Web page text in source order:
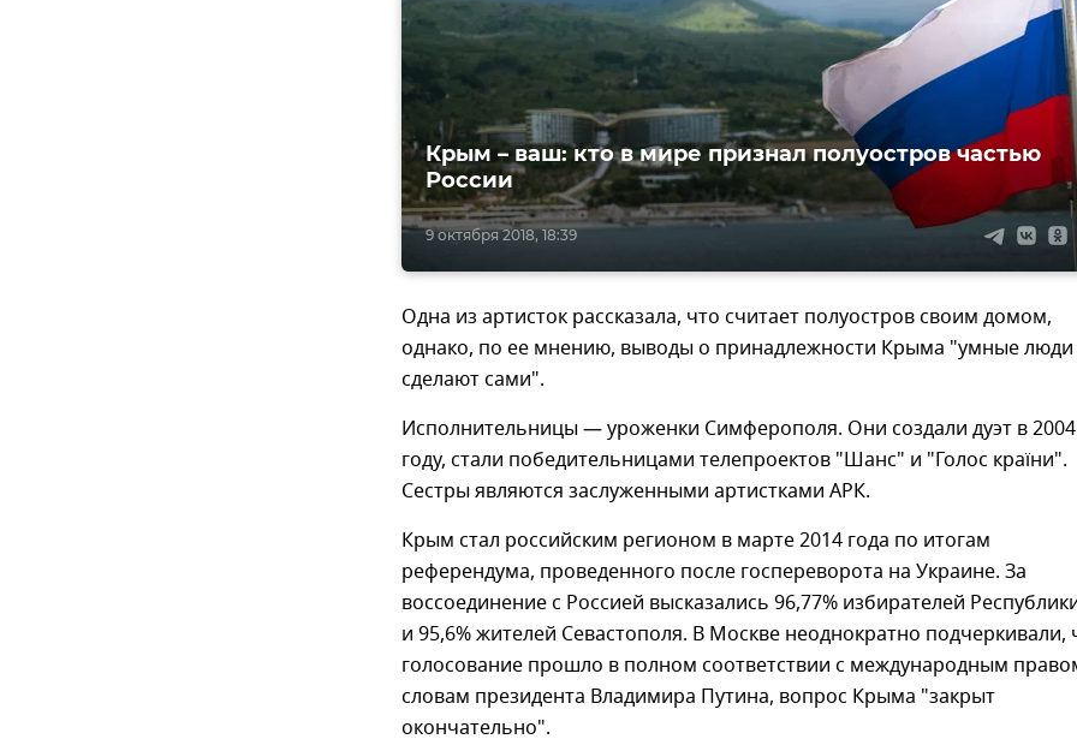
9 октября 2018, 18:39
Крым – ваш: кто в мире признал полуостров частью
России
Одна из артисток рассказала, что считает полуостров своим домом,
однако, по ее мнению, выводы о принадлежности Крыма "умные люди
сделают сами".
Исполнительницы — уроженки Симферополя. Они создали дуэт в 2004
году, стали победительницами телепроектов "Шанс" и "Голос країни".
Сестры являются заслуженными артистками АРК.
Крым стал российским регионом в марте 2014 года по итогам
референдума, проведенного после госпереворота на Украине. За
воссоединение с Россией высказались 96,77% избирателей
и 95,6% жителей Севастополя. В Москве неоднократно подчеркивали,
голосование прошло в полном соответствии с международным
словам президента Владимира Путина, вопрос Крыма "закрыт
окончательно".